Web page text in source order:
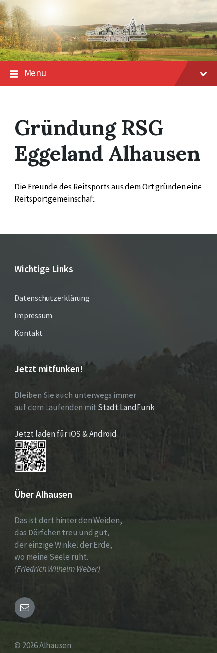
Skip
to
content
Skip
to
main
navigation
Skip
to
footer
Menu
Gründung RSG
Eggeland Alhausen
Die Freunde des Reitsports aus dem Ort gründen eine
Reitsportgemeinschaft.
Wichtige Links
Datenschutzerklärung
Impressum
Kontakt
Jetzt mitfunken!
Bleiben Sie auch unterwegs immer
auf dem Laufenden mit Stadt.LandFunk.
Jetzt laden für iOS & Android
Über Alhausen
Das ist dort hinter den Weiden,
das Dörfchen treu und gut,
der einzige Winkel der Erde,
wo meine Seele ruht.
(Friedrich Wilhelm Weber)
Email
© 2026 Alhausen